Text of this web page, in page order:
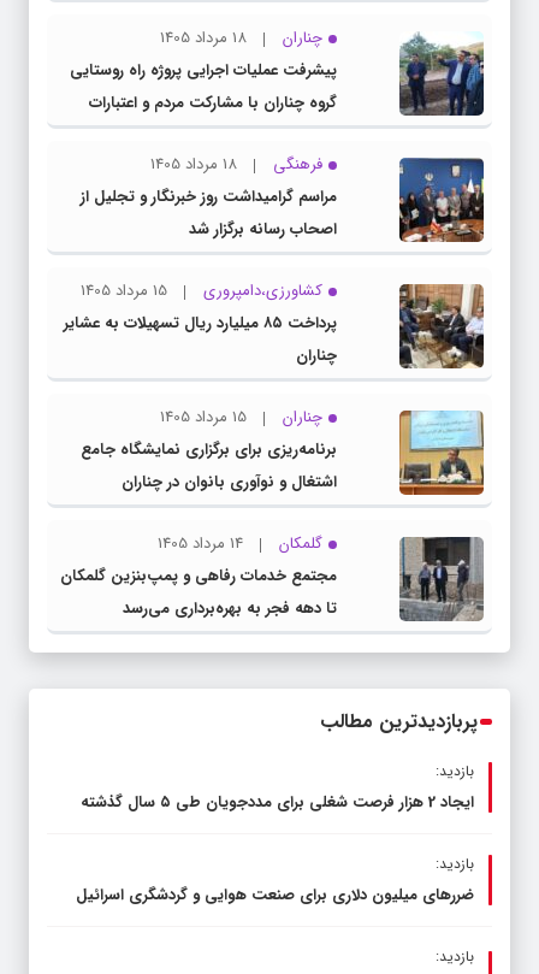
اطلاع‌رسانی شفاف
چناران
18 مرداد 1405
پیشرفت عملیات اجرایی پروژه راه روستایی
گروه چناران با مشارکت مردم و اعتبارات
دولتی
فرهنگی
18 مرداد 1405
مراسم گرامیداشت روز خبرنگار و تجلیل از
اصحاب رسانه برگزار شد
کشاورزی،دامپروری
15 مرداد 1405
پرداخت ۸۵ میلیارد ریال تسهیلات به عشایر
چناران
چناران
15 مرداد 1405
برنامه‌ریزی برای برگزاری نمایشگاه جامع
اشتغال و نوآوری بانوان در چناران
گلمکان
14 مرداد 1405
مجتمع خدمات رفاهی و پمپ‌بنزین گلمکان
تا دهه فجر به بهره‌برداری می‌رسد
پربازدیدترین مطالب
بازدید:
ایجاد 2 هزار فرصت شغلی برای مددجویان طی ۵ سال گذشته
بازدید:
ضررهای میلیون دلاری برای صنعت هوایی و گردشگری اسرائیل
بازدید: